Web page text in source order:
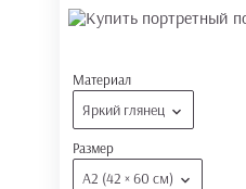
Материал
Яркий глянец
Размер
А2 (42 × 60 см)